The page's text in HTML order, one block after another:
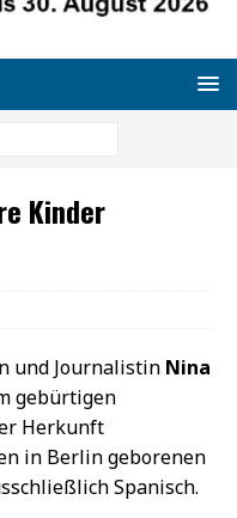
Kinder
und Journalistin Nina
gebürtigen
Herkunft
in Berlin geborenen
Spanisch.